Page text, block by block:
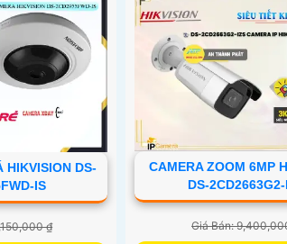
HIKVISION DS-
IS
₫
CAMERA ZOOM 6MP
DS-
Giá Bán: